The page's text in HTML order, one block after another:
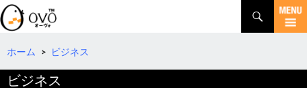
検
索
コ
テホーム > ビジネス
ビジネス